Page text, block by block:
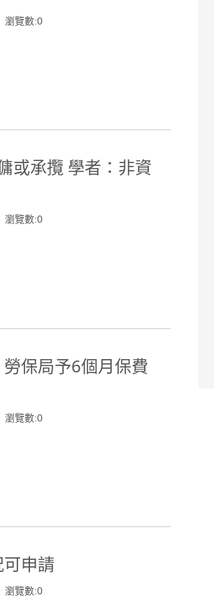
瀏覽數:0
或承攬 學者：非資
瀏覽數:0
保局予6個月保費
瀏覽數:0
申請
瀏覽數:0